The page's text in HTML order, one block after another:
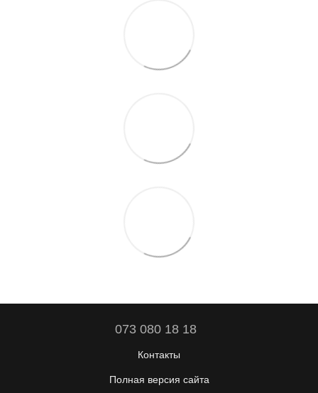
073 080 18 18
Контакты
Полная версия сайта